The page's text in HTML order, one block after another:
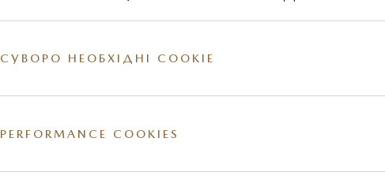
СУВОРО НЕОБХІДНІ COOKIE
PERFORMANCE COOKIES